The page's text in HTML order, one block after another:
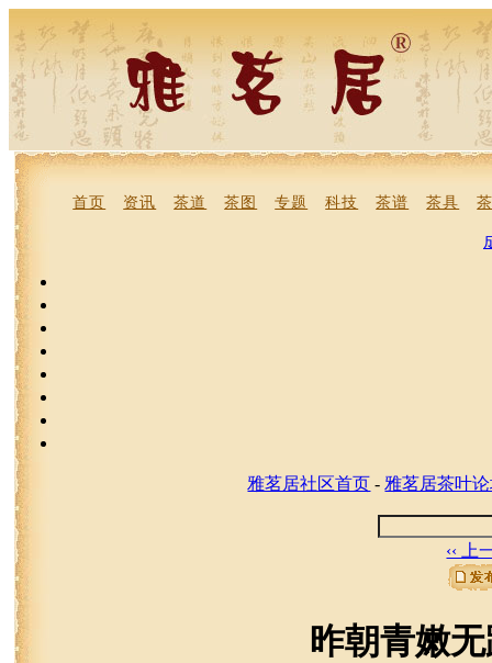
首页 资讯 茶道 茶图 专题 科技 茶谱 茶具
雅茗居社区首页 - 雅茗居茶叶
‹‹ 上
昨朝青嫩